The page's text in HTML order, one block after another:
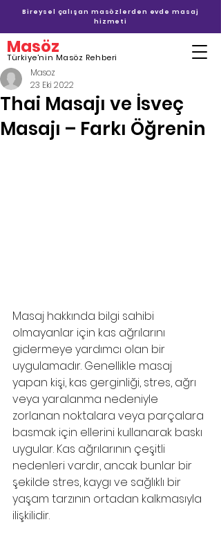
Bireysel çalışan masözlerden evde masaj
hizmeti
Masöz
Türkiye'nin Masöz Rehberi
Thai Masajı ve İsveç
Masajı – Farkı Öğrenin
Masoz
23 Eki 2022
Masaj hakkında bilgi sahibi
olmayanlar için kas ağrılarını
gidermeye yardımcı olan bir
uygulamadır. Genellikle masaj
yapan kişi, kas gerginliği, stres, ağrı
veya yaralanma nedeniyle
zorlanan noktalara veya parçalara
basmak için ellerini kullanarak baskı
uygular. Kas ağrılarının çeşitli
nedenleri vardır, ancak bunlar bir
şekilde stres, kaygı ve sağlıklı bir
yaşam tarzının ortadan kalkmasıyla
ilişkilidir.